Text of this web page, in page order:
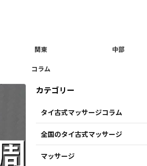
関東 中部
コラム
カテゴリー
タイ古式マッサージコラム
全国のタイ古式マッサージ
マッサージ